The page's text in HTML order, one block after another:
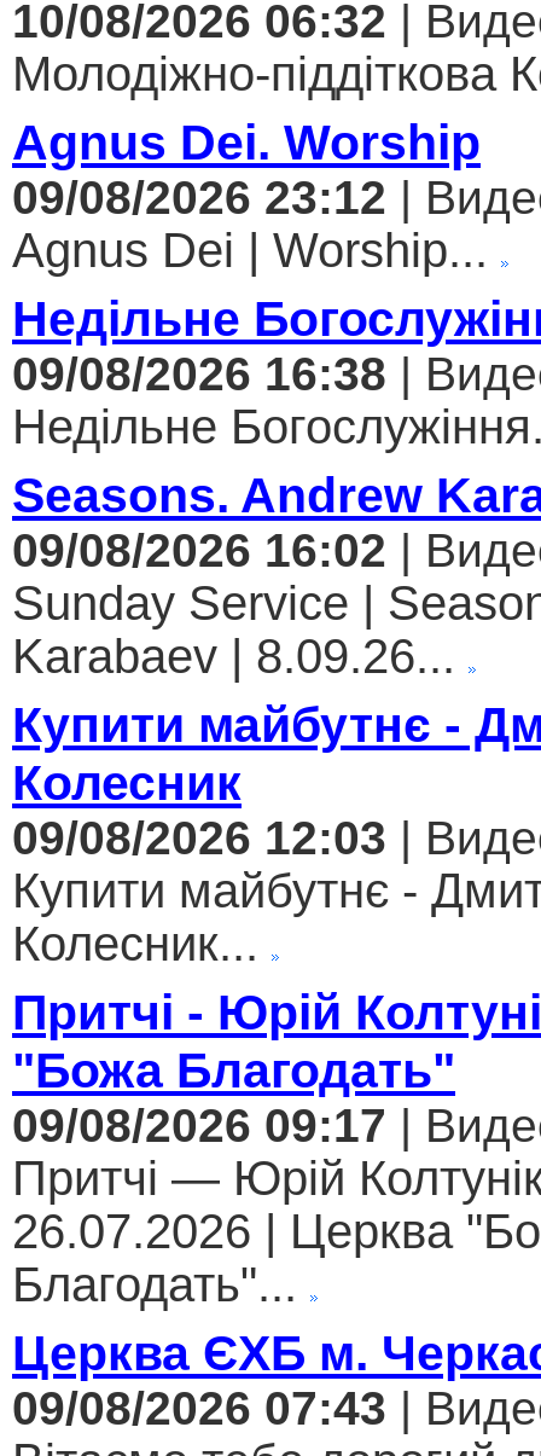
10/08/2026 06:32 |
Молодіжно-піддіткова
Agnus Dei. Worship
09/08/2026 23:12 |
Agnus Dei | Worship...
Недільне
09/08/2026 16:38 |
Недільне
Seasons. Andrew
09/08/2026 16:02 |
Sunday Service |
Karabaev | 8.09.26...
Купити майбутнє -
Колесник
09/08/2026 12:03 |
Купити майбутнє -
Колесник...
Притчі - Юрій
"Божа Благодать"
09/08/2026 09:17 |
Притчі — Юрій
26.07.2026 | Церква
Благодать"...
Церква ЄХБ м.
09/08/2026 07:43 |